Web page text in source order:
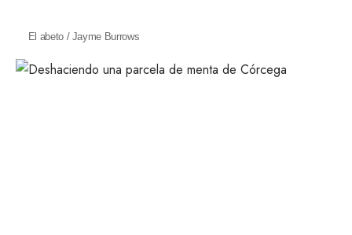
El abeto / Jayme Burrows